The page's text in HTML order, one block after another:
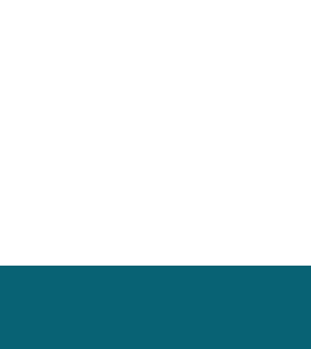
Twitter
par mail